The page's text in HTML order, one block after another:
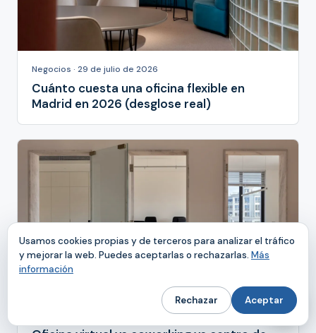
Negocios · 29 de julio de 2026
Cuánto cuesta una oficina flexible en
Madrid en 2026 (desglose real)
Usamos cookies propias y de terceros para analizar el tráfico
y mejorar la web. Puedes aceptarlas o rechazarlas. Más
información
Rechazar Aceptar